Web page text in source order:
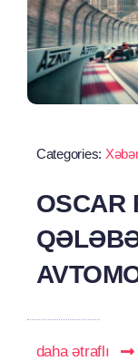
Categories:
OSCAR
daha ətraflı